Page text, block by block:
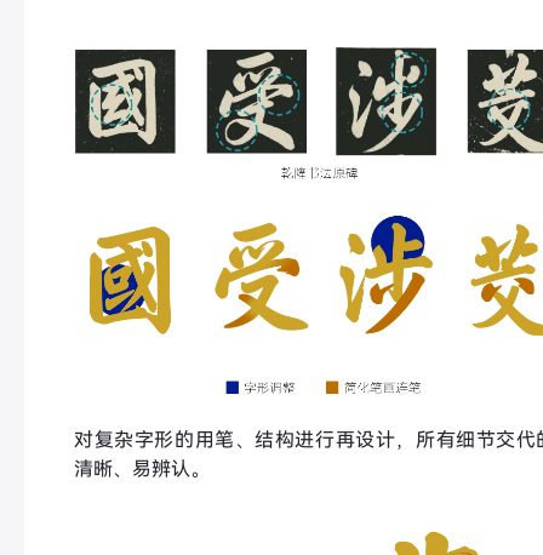
对复杂字形的用笔、结构进行再设计，所有细节交代
清晰、易辨认。